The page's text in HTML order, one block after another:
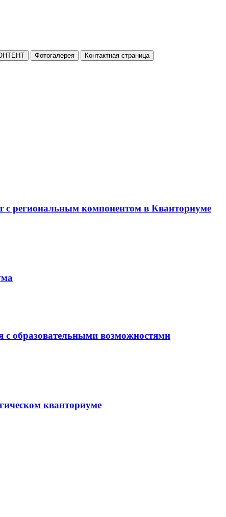
Фотогалерея Контактная страница
региональным компонентом в Кванториуме
с образовательными возможностями
кванториуме